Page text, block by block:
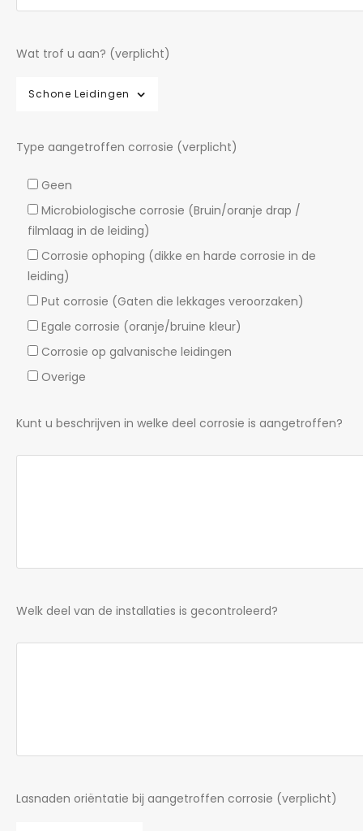
Wat trof u aan? (verplicht)
Schone Leidingen
Type aangetroffen corrosie (verplicht)
Geen
Microbiologische corrosie (Bruin/oranje drap /
filmlaag in de leiding)
Corrosie ophoping (dikke en harde corrosie in de
leiding)
Put corrosie (Gaten die lekkages veroorzaken)
Egale corrosie (oranje/bruine kleur)
Corrosie op galvanische leidingen
Overige
Kunt u beschrijven in welke deel corrosie is aangetroffen?
Welk deel van de installaties is gecontroleerd?
Lasnaden oriëntatie bij aangetroffen corrosie (verplicht)